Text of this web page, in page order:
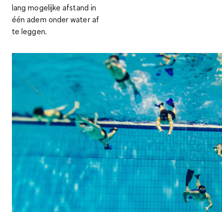
lang mogelijke afstand in
één adem onder water af
te leggen.